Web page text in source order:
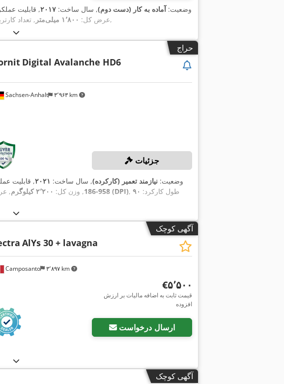
وضعیت:آماده به کار (دست دوم), سال ساخت: ۲۰۱۷, قابلیت
عرض کل: ۱٬۸۰۰ میلی‌متر , تعداد ,
حراج
Sachsen-Anhalt ۳٬۹۶۳ km
Digital Avalanche HD6
جزئیات
وضعیت: نیازمند تعمیر (کارکرده), سال ساخت: ۲۰۲۱, قابلیت
958-186
, وزن کل: ۲٬۲۰۰ کیلوگرم , ۱٬۲۰۰ نقطه در اینچ (DPI) , طول کارکرد: ۹۰
آگهی کوچک
درخواست تصاویر بیشتر
Camposanto ۳٬۸۹۷ km
AlYs 30 + lavagna
‎€۵٬۵۰۰
قیمت ثابت به اضافه مالیات بر ارزش
افزوده
ارسال درخواست
آگهی کوچک